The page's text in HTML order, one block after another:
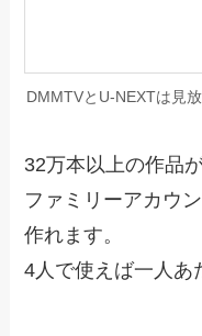
DMMTVとU-NEXTは見
32万本以上の作品
ファミリーアカウ
作れます。
4人で使えば一人あ